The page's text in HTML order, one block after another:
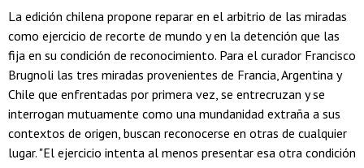
La edición chilena propone reparar en el arbitrio de las miradas
como ejercicio de recorte de mundo y en la detención que las
fija en su condición de reconocimiento. Para el curador Francisco
Brugnoli las tres miradas provenientes de Francia, Argentina y
Chile que enfrentadas por primera vez, se entrecruzan y se
interrogan mutuamente como una mundanidad extraña a sus
contextos de origen, buscan reconocerse en otras de cualquier
lugar. "El ejercicio intenta al menos presentar esa otra condición